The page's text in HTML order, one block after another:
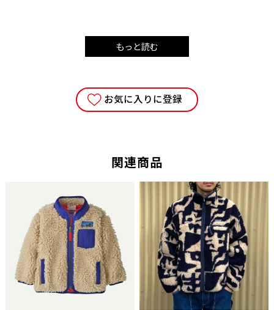
古典的なトレッキング ハチェットは藪漕ぎをするときやキャンプファイ
ヤーで行う作業などアウトドア役立ちます。
多目的に使え軽量なため、このアックスははベストセラーになっていま
・スウェーデン製
もっと読む
お気に入りに登録
関連商品